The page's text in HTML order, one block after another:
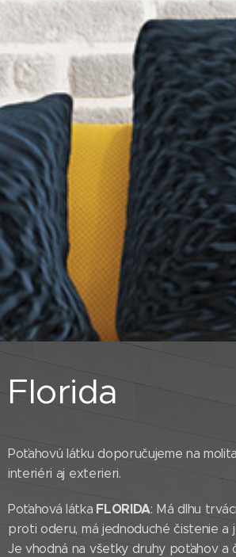
Florida
Poťahovú látku doporučujeme na
interiéri aj exterieri.
Poťahová látka FLORIDA: Má dlhu
proti oderu, má jednoduché čistenie a
Je vhodná na všetky druhy poťahov a